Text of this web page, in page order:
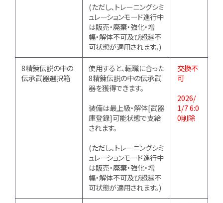
(ただし、トレーニングシミ
ュレーションモード進行中
は販売・廃棄・強化・増
幅・解体不可及び超越不
可状態が適用されます。)
8精錬伝説の中の
伝承武器選択箱
使用すると、転職に合った
8精錬伝説の中の伝承武
器を獲得できます。
装備は最上級・解体[武器
庫登録]可能状態で支給
されます。
(ただし、トレーニングシミ
ュレーションモード進行中
は販売・廃棄・強化・増
幅・解体不可及び超越不
可状態が適用されます。)
交換不
可
2026/
1/7 6:0
0削除